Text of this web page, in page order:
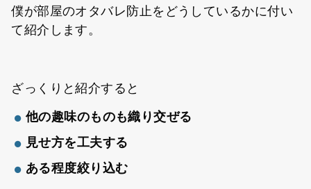
僕が部屋のオタバレ防止をどうしているかに付い
て紹介します。
ざっくりと紹介すると
他の趣味のものも織り交ぜる
見せ方を工夫する
ある程度絞り込む